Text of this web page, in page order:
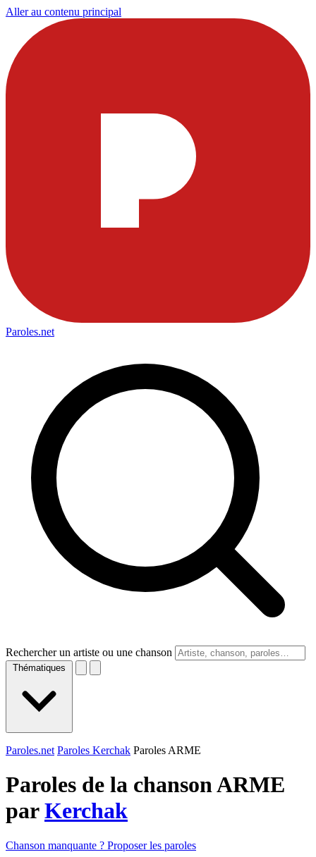
Aller au contenu principal
Paroles.net
Rechercher un artiste ou une chanson
Thématiques
Paroles.net Paroles Kerchak Paroles ARME
Paroles de la chanson ARME
parKerchak
Chanson manquante ? Proposer les paroles